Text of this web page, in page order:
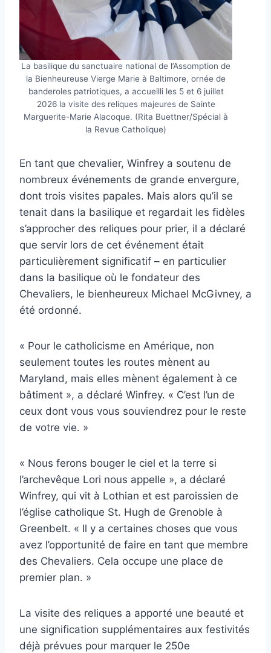
La basilique du sanctuaire national de l’Assomption de
la Bienheureuse Vierge Marie à Baltimore, ornée de
banderoles patriotiques, a accueilli les 5 et 6 juillet
2026 la visite des reliques majeures de Sainte
Marguerite-Marie Alacoque. (Rita Buettner/Spécial à
la Revue Catholique)
En tant que chevalier, Winfrey a soutenu de
nombreux événements de grande envergure,
dont trois visites papales. Mais alors qu’il se
tenait dans la basilique et regardait les fidèles
s’approcher des reliques pour prier, il a déclaré
que servir lors de cet événement était
particulièrement significatif – en particulier
dans la basilique où le fondateur des
Chevaliers, le bienheureux Michael McGivney, a
été ordonné.
« Pour le catholicisme en Amérique, non
seulement toutes les routes mènent au
Maryland, mais elles mènent également à ce
bâtiment », a déclaré Winfrey. « C’est l’un de
ceux dont vous vous souviendrez pour le reste
de votre vie. »
« Nous ferons bouger le ciel et la terre si
l’archevêque Lori nous appelle », a déclaré
Winfrey, qui vit à Lothian et est paroissien de
l’église catholique St. Hugh de Grenoble à
Greenbelt. « Il y a certaines choses que vous
avez l’opportunité de faire en tant que membre
des Chevaliers. Cela occupe une place de
premier plan. »
La visite des reliques a apporté une beauté et
une signification supplémentaires aux festivités
déjà prévues pour marquer le 250e